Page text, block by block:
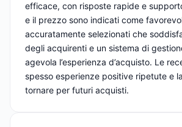
efficace, con risposte rapide e
e il prezzo sono indicati come
accuratamente selezionati che
degli acquirenti e un sistema di
agevola l’esperienza d’acquisto. Le
spesso esperienze positive ripetute e
tornare per futuri acquisti.